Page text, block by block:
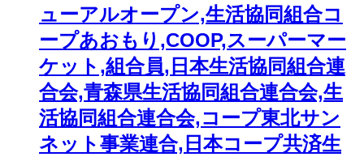
ューアルオープン,生活協同組合コ
ープあおもり,COOP,スーパーマー
ケット,組合員,日本生活協同組合連
合会,青森県生活協同組合連合会,生
活協同組合連合会,コープ東北サン
ネット事業連合,日本コープ共済生